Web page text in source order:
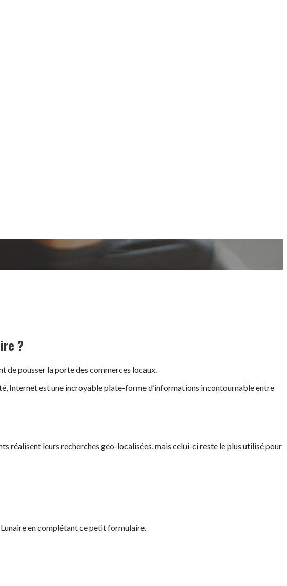
?
de pousser la porte des commerces locaux.
Internet est une incroyable plate-forme d’informations incontournable entre
réalisent leurs recherches geo-localisées, mais celui-ci reste le plus utilisé pour
en complétant ce petit formulaire.